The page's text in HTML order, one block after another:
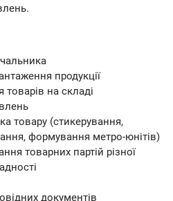
продукції
товарів на складі
товару (стикерування,
формування метро-юнітів)
товарних партій різної
документів